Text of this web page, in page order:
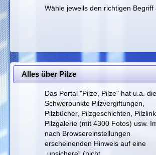
Wähle jeweils den richtigen Begriff
Alles über Pilze
Das Portal "Pilze, Pilze" hat u.a. die
Schwerpunkte Pilzvergiftungen,
Pilzbücher, Pilzgeschichten,
Pilzgalerie (mit 4300 Fotos) usw.
nach Browsereinstellungen
erscheinenden Hinweis auf eine